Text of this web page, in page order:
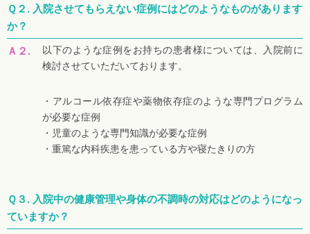
Ｑ２. 入院させてもらえない症例にはどのようなものがあります
か？
Ａ２.
以下のような症例をお持ちの患者様については、入院前に
検討させていただいております。
・アルコール依存症や薬物依存症のような専門プログラム
が必要な症例
・児童のような専門知識が必要な症例
・重篤な内科疾患を患っている方や寝たきりの方
Ｑ３. 入院中の健康管理や身体の不調時の対応はどのようになっ
ていますか？